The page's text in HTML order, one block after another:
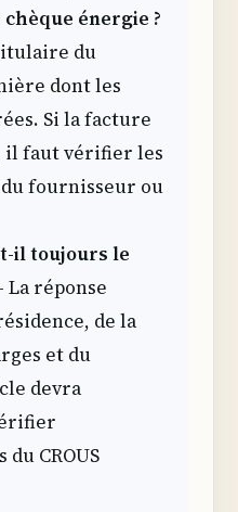
énergie ?
du
dont les
Si la facture
il faut vérifier les
fournisseur ou
t-il toujours le
La réponse
de la
et du
devra
CROUS